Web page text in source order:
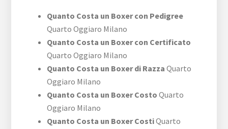
Quanto Costa un Boxer con Pedigree
Quarto Oggiaro Milano
Quanto Costa un Boxer con Certificato
Quarto Oggiaro Milano
Quanto Costa un Boxer di Razza Quarto
Oggiaro Milano
Quanto Costa un Boxer Costo Quarto
Oggiaro Milano
Quanto Costa un Boxer CostiQuarto